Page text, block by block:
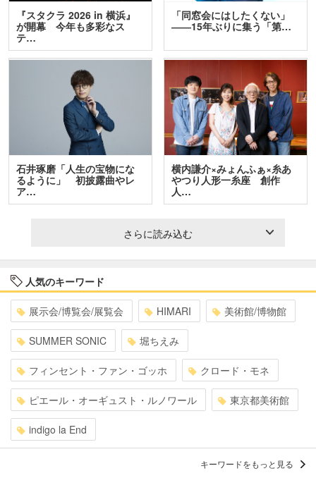
『スタクラ 2026 in 横浜』
が開幕 今年も多彩なス
テ…
「同窓会にはしたくない」
――15年ぶりに集う「第…
石井琢磨「人生の宝物にな
るように」 初披露曲やレ
ア…
横内謙介×みょんふぁ×糸あ
やつり人形一糸座 創作
人…
さらに読み込む
人気のキーワード
展示会/博覧会/展覧会 HIMARI 美術館/博物館
SUMMER SONIC 堀ちえみ
フィンセント・ファン・ゴッホ クロード・モネ
ピエール・オーギュスト・ルノワール 東京都美術館
indigo la End
キーワードをもっと見る